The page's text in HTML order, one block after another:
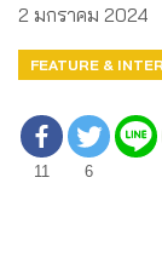
2 มกราคม 2024
FEATURE &
11 6